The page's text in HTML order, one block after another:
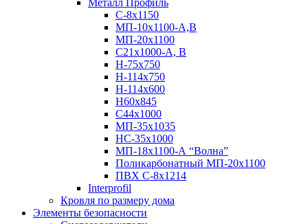
Металл Профиль
С-8х1150
МП-10x1100-А,В
МП-20х1100
С21х1000-А, В
H-75х750
Н-114х750
Н-114х600
Н60х845
С44х1000
МП-35х1035
НС-35х1000
МП-18х1100-А “Волна”
Поликарбонатный МП-20х1100
ПВХ С-8х1214
Interprofil
Кровля по размеру дома
Элементы безопасности